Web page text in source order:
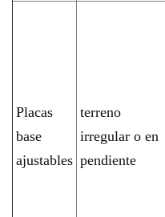
Placas
base
ajustables
terreno
irregular o en
pendiente